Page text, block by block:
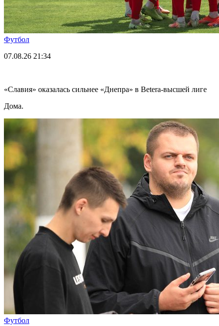
Футбол
07.08.26 21:34
«Славия» оказалась сильнее «Днепра» в Betera-высшей лиге
Дома.
Футбол